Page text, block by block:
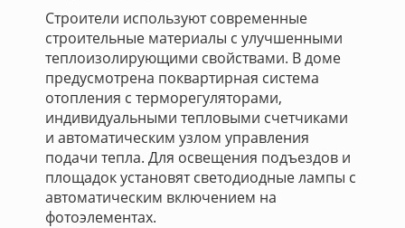
Строители используют современные
строительные материалы с улучшенными
теплоизолирующими свойствами. В доме
предусмотрена поквартирная система
отопления с терморегуляторами,
индивидуальными тепловыми счетчиками
и автоматическим узлом управления
подачи тепла. Для освещения подъездов и
площадок установят светодиодные лампы с
автоматическим включением на
фотоэлементах.